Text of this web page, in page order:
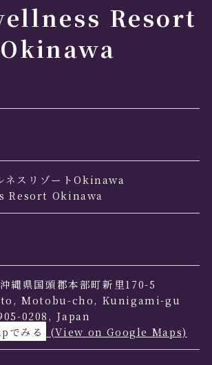
Resort
Okinawa
ネスリゾートOkinawa
Resort Okinawa
縄県国頭郡本部町新里170-5
Motobu-cho, Kunigami-gu
0208, Japan
でみる
(View on Google Maps)